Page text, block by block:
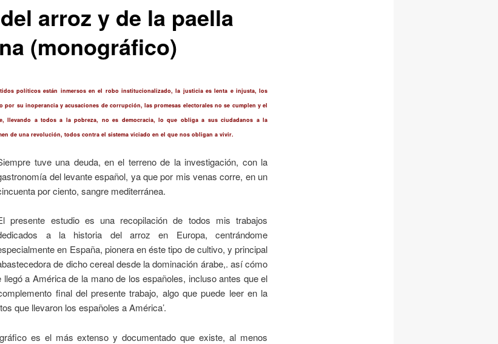
arroz y de la paella
(monográfico)
políticos están inmersos en el robo institucionalizado, la justicia es lenta e injusta, los
por su inoperancia y acusaciones de corrupción, las promesas electorales no se cumplen y el
llevando a todos a la pobreza, no es democracia, lo que obliga a sus ciudadanos a la
de una revolución, todos contra el sistema viciado en el que nos obligan a vivir.
tuve una deuda, en el terreno de la investigación, con la
del levante español, ya que por mis venas corre, en un
por ciento, sangre mediterránea.
presente estudio es una recopilación de todos mis trabajos
a la historia del arroz en Europa, centrándome
en España, pionera en éste tipo de cultivo, y principal
de dicho cereal desde la dominación árabe,. así cómo
llegó a América de la mano de los españoles, incluso antes que el
final del presente trabajo, algo que puede leer en la
que llevaron los españoles a América’.
es el más extenso y documentado que existe, al menos